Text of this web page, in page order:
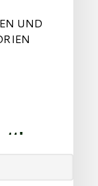
UND
und
bei